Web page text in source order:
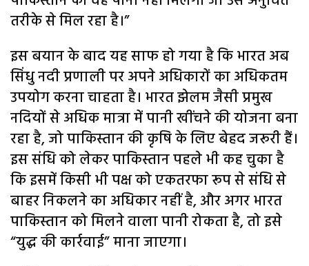
तरीके से मिल रहा है।”
इस बयान के बाद यह साफ हो गया है कि भारत अब
सिंधु नदी प्रणाली पर अपने अधिकारों का अधिकतम
उपयोग करना चाहता है। भारत झेलम जैसी प्रमुख
नदियों से अधिक मात्रा में पानी खींचने की योजना बना
रहा है, जो पाकिस्तान की कृषि के लिए बेहद जरूरी हैं।
इस संधि को लेकर पाकिस्तान पहले भी कह चुका है
कि इसमें किसी भी पक्ष को एकतरफा रूप से संधि से
बाहर निकलने का अधिकार नहीं है, और अगर भारत
पाकिस्तान को मिलने वाला पानी रोकता है, तो इसे
“युद्ध की कार्रवाई” माना जाएगा।